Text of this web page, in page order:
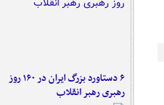
۶ دستاورد بزرگ ایران در ۱۶۰ روز
رهبری رهبر انقلاب